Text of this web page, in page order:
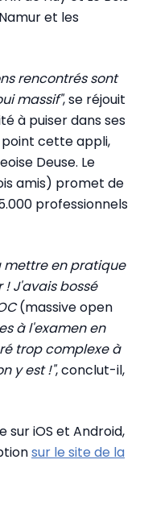
et les
rencontrés sont
massif", se réjouit
à puiser dans ses
cette appli,
Deuse. Le
amis) promet de
professionnels
mettre en pratique
J'avais bossé
(massive open
à l'examen en
trop complexe à
y est !", conclut-il,
sur iOS et Android,
sur le site de la